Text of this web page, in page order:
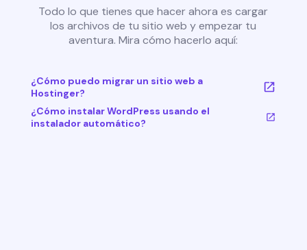
Todo lo que tienes que hacer ahora es cargar
los archivos de tu sitio web y empezar tu
aventura. Mira cómo hacerlo aquí:
¿Cómo puedo migrar un sitio web a
Hostinger?
¿Cómo instalar WordPress usando el
instalador automático?